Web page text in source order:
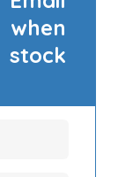
when
stock